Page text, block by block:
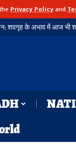
Privacy Policyand